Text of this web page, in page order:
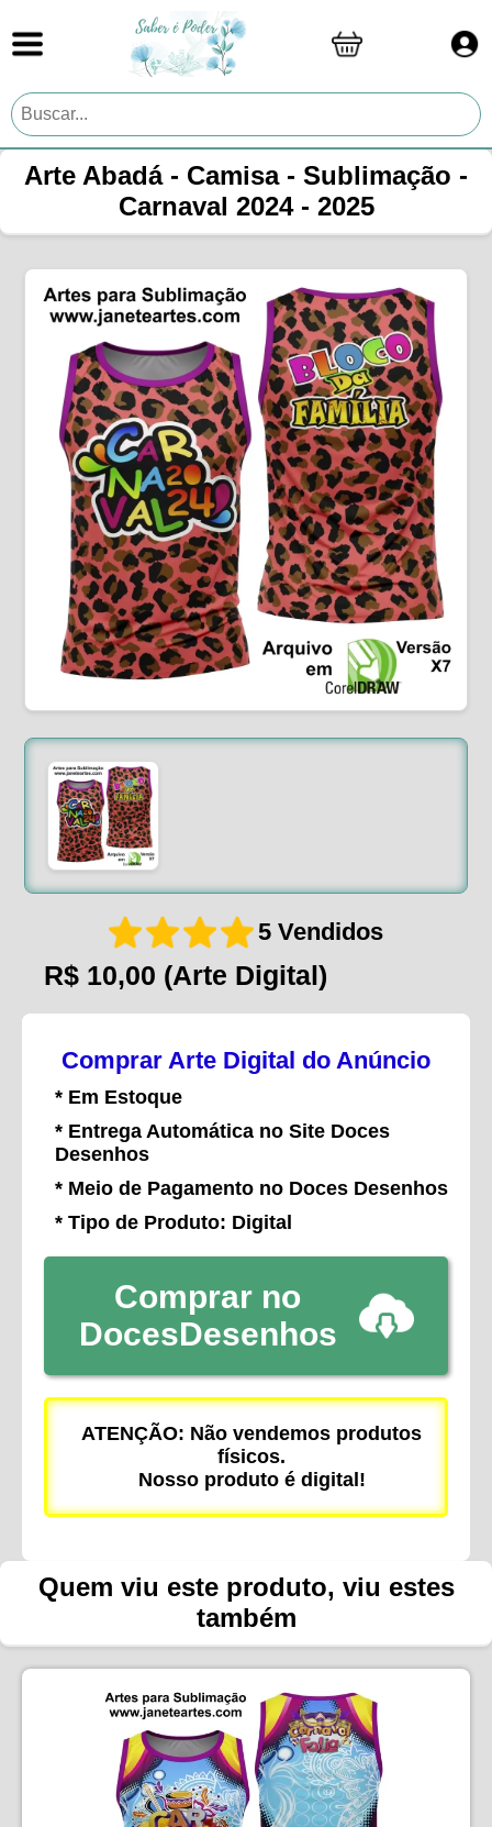
Arte Abadá - Camisa - Sublimação -
Carnaval 2024 - 2025
5 Vendidos
R$ 10,00 (Arte Digital)
Comprar Arte Digital do Anúncio
* Em Estoque
* Entrega Automática no Site Doces
Desenhos
* Meio de Pagamento no Doces Desenhos
* Tipo de Produto: Digital
Comprar no
DocesDesenhos
ATENÇÃO: Não vendemos produtos
físicos.
Nosso produto é digital!
Quem viu este produto, viu estes
também